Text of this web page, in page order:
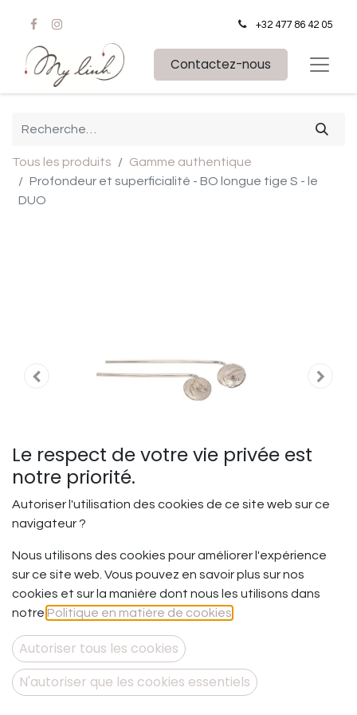
+32 477 86 42 05
Contactez-nous
Tous les produits
Gamme authentique
Profondeur et superficialité - BO longue tige S - le
DUO
Profondeur et superficialité
- BO longue tige S - le DUO
Entre profondeur et superficialité.
La richesse de l’intérieur, opposée à la légèreté de la
vie… Comme si l’une pouvait aller sans l’autre ! Et si vous
vous laissiez la possibilité de mélanger les 2 plutôt que
Le respect de votre vie privée est
notre priorité.
Autoriser l'utilisation des cookies de ce site web sur ce
navigateur ?
Nous utilisons des cookies pour améliorer l'expérience
sur ce site web. Vous pouvez en savoir plus sur nos
cookies et sur la manière dont nous les utilisons dans
notre Politique en matière de cookies
Autoriser tous les cookies
N'autoriser que les cookies essentiels